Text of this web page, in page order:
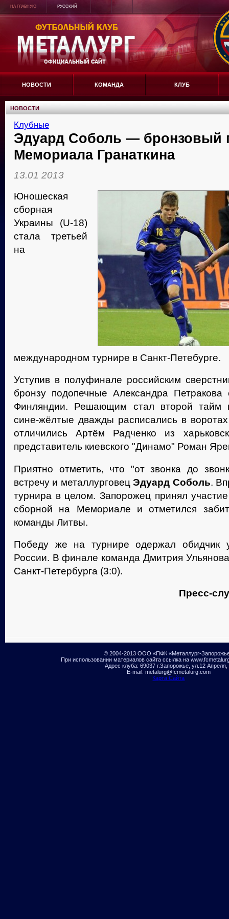
НА ГЛАВНУЮ РУССКИЙ
НОВОСТИ КОМАНДА КЛУБ
НОВОСТИ
Клубные
Эдуард Соболь — бронзовый
Мемориала Гранаткина
13.01 2013
Юношеская
сборная
Украины (U-18)
стала третьей
на
международном турнире в Санкт-Петебурге.
Уступив в полуфинале российским
бронзу подопечные Александра
Финляндии. Решающим стал второй тайм
сине-жёлтые дважды расписались в
отличились Артём Радченко из
представитель киевского "Динамо" Роман
Приятно отметить, что "от звонка до
встречу и металлурговецЭдуард Соболь.
турнира в целом. Запорожец принял
сборной на Мемориале и отметился
команды Литвы.
Победу же на турнире одержал обидчик
России. В финале команда Дмитрия
Санкт-Петербурга (3:0).
Пресс-
© 2004-2013 ООО «ПФК «Металлург-
При использовании материалов сайта ссылка на
Адрес клуба: 69037 г.Запорожье, ул.12 Апреля,
E-mail: metalurg@fcmetalurg.com
Карта Сайта